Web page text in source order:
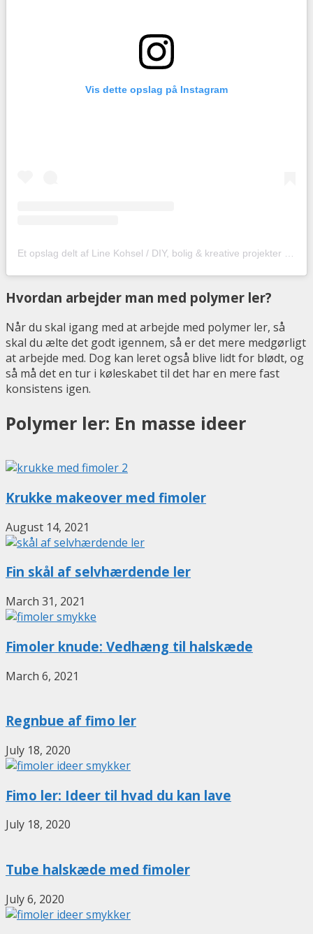
Vis dette opslag på Instagram
Et opslag delt af Line Kohsel / DIY, bolig & kreative projekter (@hobbyskuffendk)
Hvordan arbejder man med polymer ler?
Når du skal igang med at arbejde med polymer ler, så
skal du ælte det godt igennem, så er det mere medgørligt
at arbejde med. Dog kan leret også blive lidt for blødt, og
så må det en tur i køleskabet til det har en mere fast
konsistens igen.
Polymer ler: En masse ideer
Krukke makeover med fimoler
August 14, 2021
Fin skål af selvhærdende ler
March 31, 2021
Fimoler knude: Vedhæng til halskæde
March 6, 2021
Regnbue af fimo ler
July 18, 2020
Fimo ler: Ideer til hvad du kan lave
July 18, 2020
Tube halskæde med fimoler
July 6, 2020